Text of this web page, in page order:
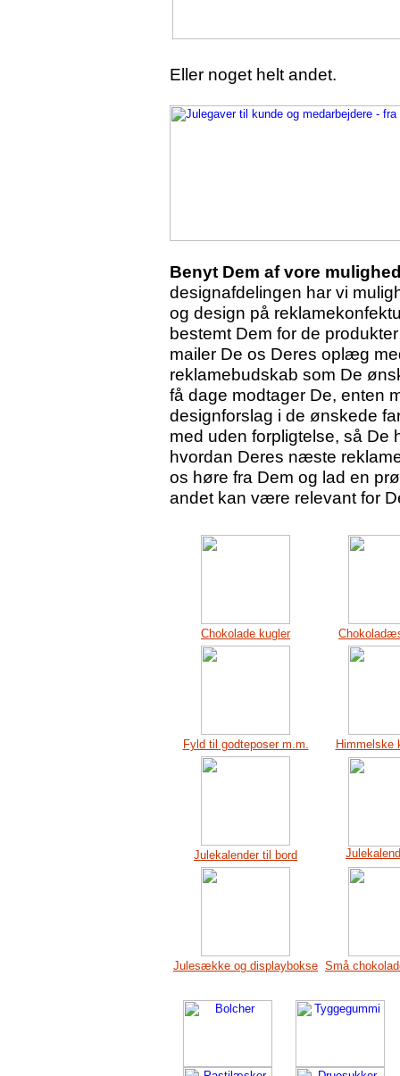
Eller noget helt andet.
Benyt Dem af vore
designafdelingen har vi
og design på
bestemt Dem for de
mailer De os Deres oplæg
reklamebudskab som De
få dage modtager De, enten
designforslag i de ønskede
med uden forpligtelse, så De
hvordan Deres næste
os høre fra Dem og lad en
andet kan være relevant for
Chokolade kugler
Fyld til godteposer m.m. Himmelske
Julekalender til bord
Julesække og displaybokse Små